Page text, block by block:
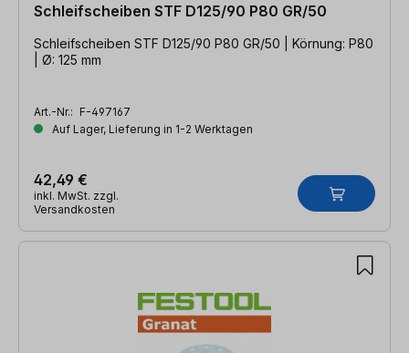
Schleifscheiben STF D125/90 P80 GR/50
Schleifscheiben STF D125/90 P80 GR/50 | Körnung: P80
| Ø: 125 mm
Art.-Nr.: F-497167
Auf Lager, Lieferung in 1-2 Werktagen
42,49 €
inkl. MwSt. zzgl.
Versandkosten